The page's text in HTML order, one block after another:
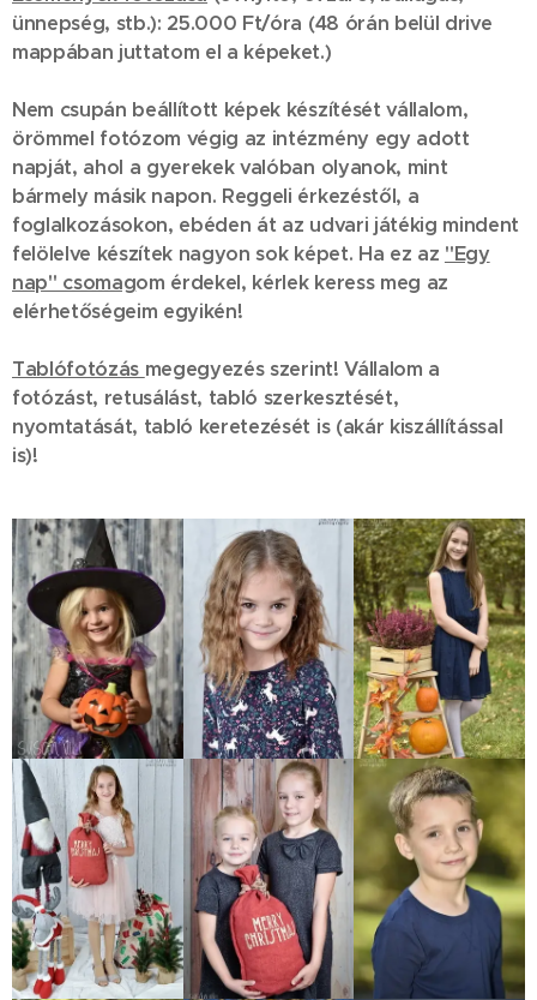
ünnepség, stb.): 25.000 Ft/óra (48 órán belül drive
mappában juttatom el a képeket.)
Nem csupán beállított képek készítését vállalom,
örömmel fotózom végig az intézmény egy adott
napját, ahol a gyerekek valóban olyanok, mint
bármely másik napon. Reggeli érkezéstől, a
foglalkozásokon, ebéden át az udvari játékig mindent
felölelve készítek nagyon sok képet. Ha ez az "Egy
nap" csomagom érdekel, kérlek keress meg az
elérhetőségeim egyikén!
Tablófotózás megegyezés szerint! Vállalom a
fotózást, retusálást, tabló szerkesztését,
nyomtatását, tabló keretezését is (akár kiszállítással
is)!